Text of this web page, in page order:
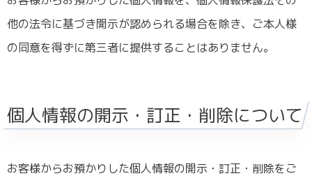
他の法令に基づき開示が認められる場合を除き、ご本人様
の同意を得ずに第三者に提供することはありません。
個人情報の開示・訂正・削除について
お客様からお預かりした個人情報の開示・訂正・削除をご